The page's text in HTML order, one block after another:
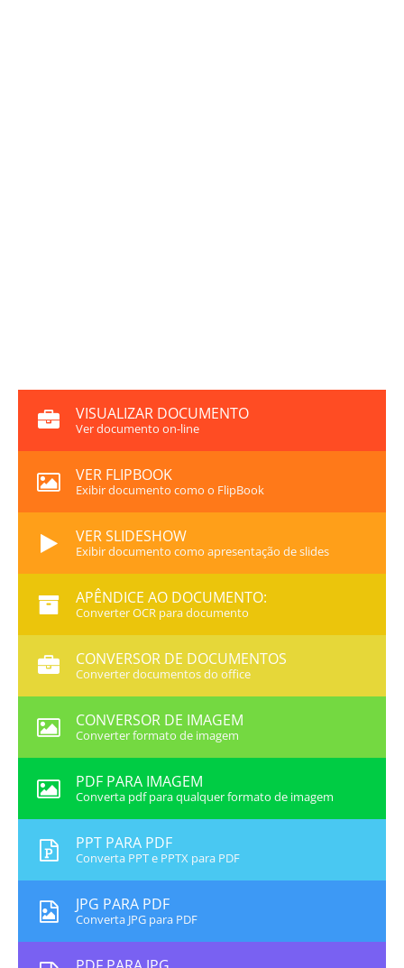
VISUALIZAR DOCUMENTO
Ver documento on-line
VER FLIPBOOK
Exibir documento como o FlipBook
VER SLIDESHOW
Exibir documento como apresentação de slides
APÊNDICE AO DOCUMENTO:
Converter OCR para documento
CONVERSOR DE DOCUMENTOS
Converter documentos do office
CONVERSOR DE IMAGEM
Converter formato de imagem
PDF PARA IMAGEM
Converta pdf para qualquer formato de imagem
PPT PARA PDF
Converta PPT e PPTX para PDF
JPG PARA PDF
Converta JPG para PDF